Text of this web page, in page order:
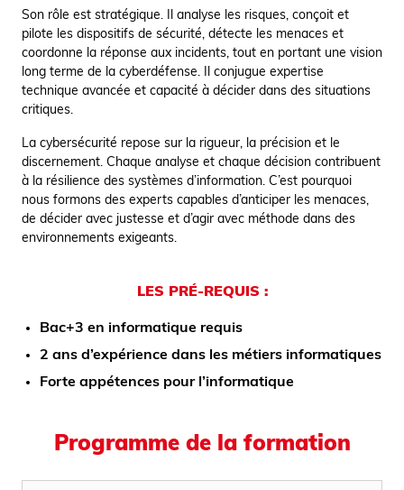
Son rôle est stratégique. Il analyse les risques, conçoit et
pilote les dispositifs de sécurité, détecte les menaces et
coordonne la réponse aux incidents, tout en portant une vision
long terme de la cyberdéfense. Il conjugue expertise
technique avancée et capacité à décider dans des situations
critiques.
La cybersécurité repose sur la rigueur, la précision et le
discernement. Chaque analyse et chaque décision contribuent
à la résilience des systèmes d’information. C’est pourquoi
nous formons des experts capables d’anticiper les menaces,
de décider avec justesse et d’agir avec méthode dans des
environnements exigeants.
LES PRÉ-REQUIS :
Bac+3 en informatique requis
2 ans d’expérience dans les métiers informatiques
Forte appétences pour l’informatique
Programme de la formation